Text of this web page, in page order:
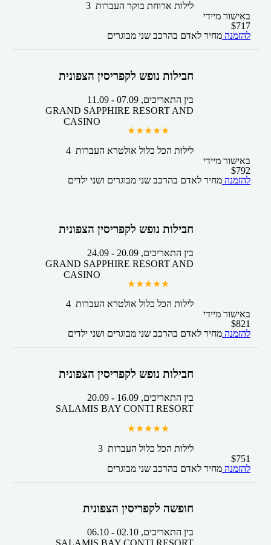
3 לילות ארוחת בוקר העברות
באישור מיידי
$717
להזמנה מחיר לאדם בהרכב שני מבוגרים
חבילות נופש לקפריסין הצפונית
בין התאריכים, -
11.09
GRAND SAPPHIRE RESORT AND
CASINO
4 לילות הכל כלול אולטרא העברות
באישור מיידי
$792
להזמנה מחיר לאדם בהרכב שני מבוגרים ושני ילדים
חבילות נופש לקפריסין הצפונית
בין התאריכים, -
24.09
GRAND SAPPHIRE RESORT AND
CASINO
4 לילות הכל כלול אולטרא העברות
באישור מיידי
$821
להזמנה מחיר לאדם בהרכב שני מבוגרים ושני ילדים
חבילות נופש לקפריסין הצפונית
בין התאריכים, -
20.09
SALAMIS BAY CONTI RESORT
3 לילות הכל כלול העברות
$751
להזמנה מחיר לאדם בהרכב שני מבוגרים
חופשה לקפריסין הצפונית
בין התאריכים, -
06.10
SALAMIS BAY CONTI RESORT